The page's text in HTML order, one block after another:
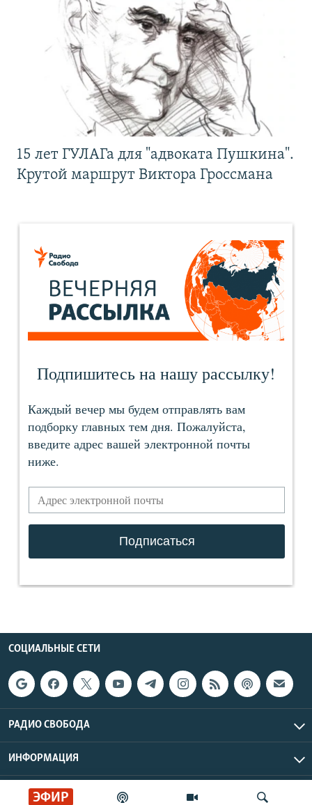
ЭФИР
15 лет ГУЛАГа для "адвоката Пушкина".
Крутой маршрут Виктора Гроссмана
СОЦИАЛЬНЫЕ СЕТИ
РАДИО СВОБОДА
ИНФОРМАЦИЯ
Радио Свобода © 2026 RFE/RL, Inc. | Все права защищены.